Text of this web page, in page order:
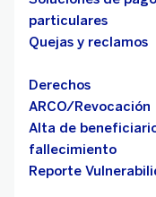
particulares
Quejas y reclamos
Derechos
ARCO/Revocación
Alta de
fallecimiento
Reporte